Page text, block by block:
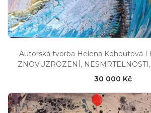
Autorská tvorba Helena Kohoutová
ZNOVUZROZENÍ,
30 000 Kč